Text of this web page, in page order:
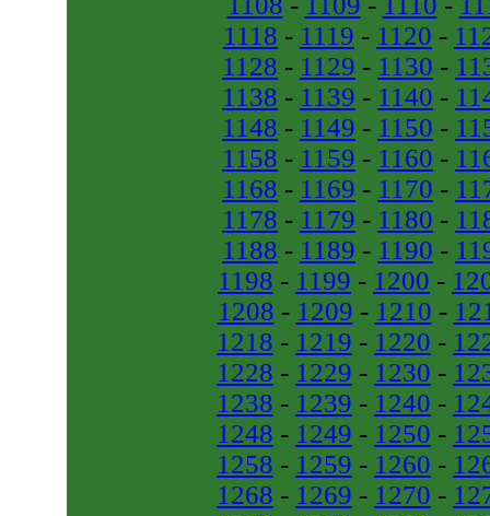
1118 - 1119 - 1120 -
1128 - 1129 - 1130 -
1138 - 1139 - 1140 -
1148 - 1149 - 1150 -
1158 - 1159 - 1160 -
1168 - 1169 - 1170 -
1178 - 1179 - 1180 -
1188 - 1189 - 1190 -
1198 - 1199 - 1200 -
1208 - 1209 - 1210 -
1218 - 1219 - 1220 -
1228 - 1229 - 1230 -
1238 - 1239 - 1240 -
1248 - 1249 - 1250 -
1258 - 1259 - 1260 -
1268 - 1269 - 1270 -